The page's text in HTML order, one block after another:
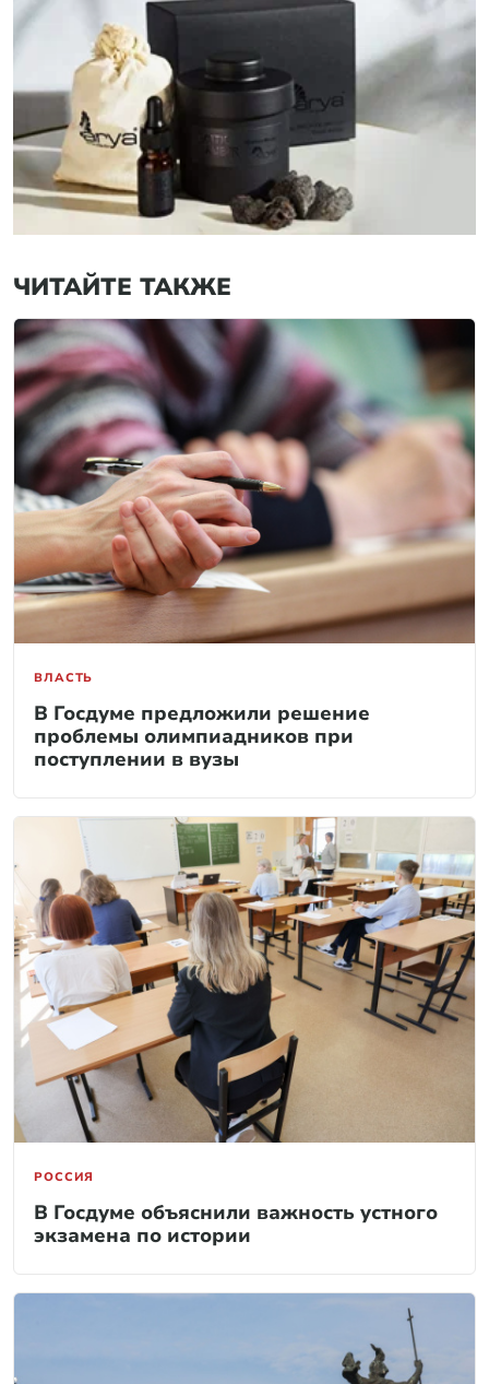
ЧИТАЙТЕ ТАКЖЕ
ВЛАСТЬ
В Госдуме предложили решение
проблемы олимпиадников при
поступлении в вузы
РОССИЯ
В Госдуме объяснили важность устного
экзамена по истории